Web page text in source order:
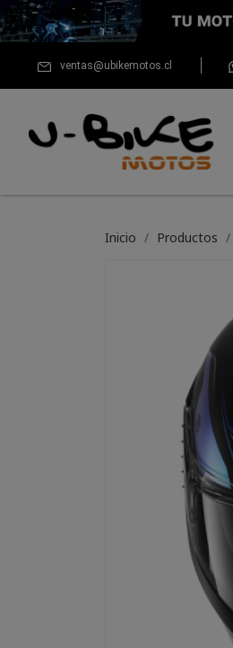
ventas@ubikemotos.cl
Inicio Productos